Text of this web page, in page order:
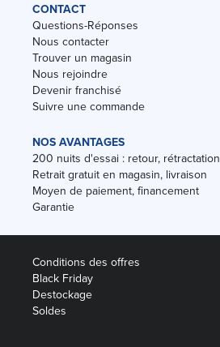
CONTACT
Questions-Réponses
Nous contacter
Trouver un magasin
Nous rejoindre
Devenir franchisé
Suivre une commande
NOS AVANTAGES
200 nuits d'essai : retour, rétractation
Retrait gratuit en magasin, livraison
Moyen de paiement, financement
Garantie
Conditions des offres
Black Friday
Destockage
Soldes